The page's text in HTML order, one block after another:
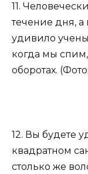
11.
течение дня, а
удивило
когда мы
оборотах.
12. Вы будете
квадратном
столько же